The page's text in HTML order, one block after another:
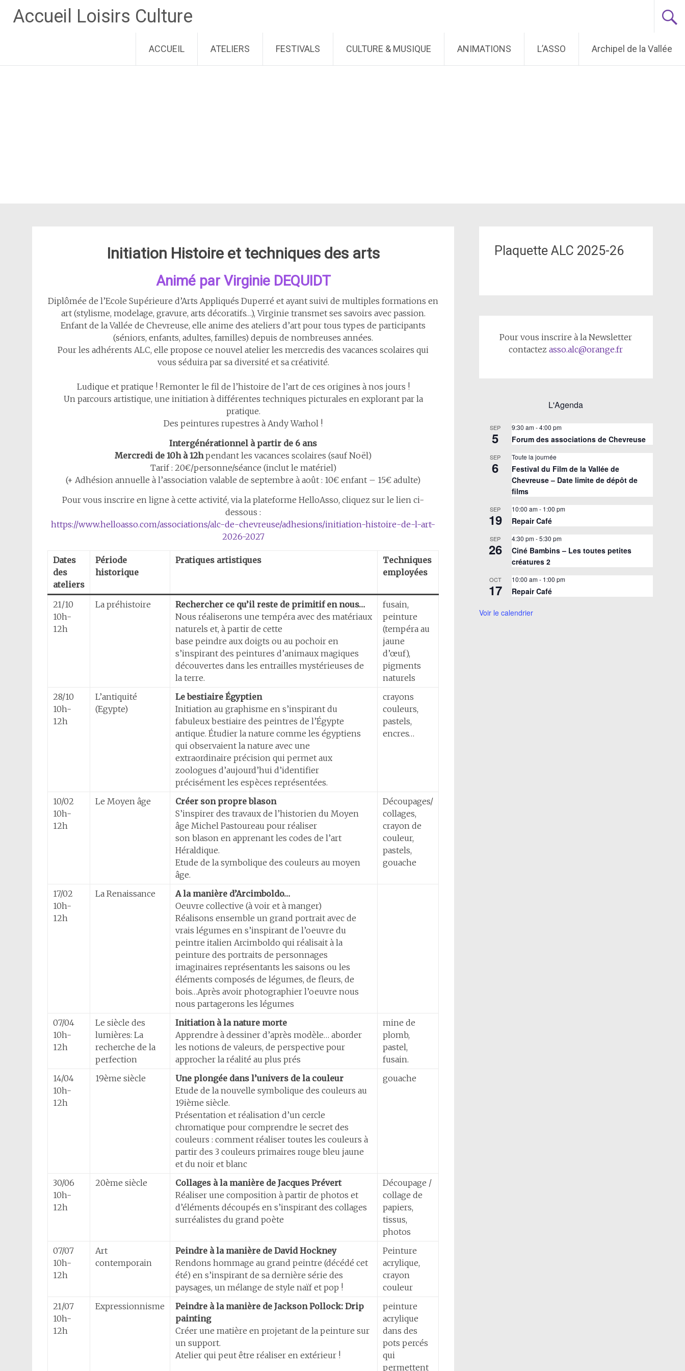
Accueil Loisirs Culture
ACCUEIL ATELIERS FESTIVALS CULTURE & MUSIQUE ANIMATIONS L’ASSO Archipel de la Vallée
Initiation Histoire et techniques des arts
Animé par Virginie DEQUIDT
Diplômée de l’Ecole Supérieure d’Arts Appliqués Duperré et ayant suivi de multiples formations en
art (stylisme, modelage, gravure, arts décoratifs…), Virginie transmet ses savoirs avec passion.
Enfant de la Vallée de Chevreuse, elle anime des ateliers d’art pour tous types de participants
(séniors, enfants, adultes, familles) depuis de nombreuses années.
Pour les adhérents ALC, elle propose ce nouvel atelier les mercredis des vacances scolaires qui
vous séduira par sa diversité et sa créativité.
Ludique et pratique ! Remonter le fil de l’histoire de l’art de ces origines à nos jours !
Un parcours artistique, une initiation à différentes techniques picturales en explorant par la
pratique.
Des peintures rupestres à Andy Warhol !
Intergénérationnel à partir de 6 ans
Mercredi de 10h à 12hpendant les vacances scolaires (sauf Noël)
Tarif : 20€/personne/séance (inclut le matériel)
(+ Adhésion annuelle à l’association valable de septembre à août : 10€ enfant – 15€ adulte)
Pour vous inscrire en ligne à cette activité, via la plateforme HelloAsso, cliquez sur le lien ci-
dessous :
https://www.helloasso.com/associations/alc-de-chevreuse/adhesions/initiation-histoire-de-l-art-
2026-2027
Dates
des
ateliers
Période
historique
Pratiques artistiques
Techniques
employées
21/10
10h-
12h
La préhistoire
Rechercher ce qu’il reste de primitif en nous…
Nous réaliserons une tempéra avec des matériaux
naturels et, à partir de cette
base peindre aux doigts ou au pochoir en
s’inspirant des peintures d’animaux magiques
découvertes dans les entrailles mystérieuses de
la terre.
fusain,
peinture
(tempéra au
jaune
d’œuf),
pigments
naturels
28/10
10h-
12h
L’antiquité
(Egypte)
Le bestiaire Égyptien
Initiation au graphisme en s’inspirant du
fabuleux bestiaire des peintres de l’Égypte
antique. Étudier la nature comme les égyptiens
qui observaient la nature avec une
extraordinaire précision qui permet aux
zoologues d’aujourd’hui d’identifier
précisément les espèces représentées.
crayons
couleurs,
pastels,
encres…
10/02
10h-
12h
Le Moyen âge
Créer son propre blason
S’inspirer des travaux de l’historien du Moyen
âge Michel Pastoureau pour réaliser
son blason en apprenant les codes de l’art
Héraldique.
Etude de la symbolique des couleurs au moyen
âge.
Découpages/
collages,
crayon de
couleur,
pastels,
gouache
17/02
10h-
12h
La Renaissance
A la manière d’Arcimboldo…
Oeuvre collective (à voir et à manger)
Réalisons ensemble un grand portrait avec de
vrais légumes en s’inspirant de l’oeuvre du
peintre italien Arcimboldo qui réalisait à la
peinture des portraits de personnages
imaginaires représentants les saisons ou les
éléments composés de légumes, de fleurs, de
bois…Après avoir photographier l’oeuvre nous
nous partagerons les légumes
07/04
10h-
12h
Le siècle des
lumières: La
recherche de la
perfection
Initiation à la nature morte
Apprendre à dessiner d’après modèle… aborder
les notions de valeurs, de perspective pour
approcher la réalité au plus prés
mine de
plomb,
pastel,
fusain.
14/04
10h-
12h
19ème siècle
Une plongée dans l’univers de la couleur
Etude de la nouvelle symbolique des couleurs au
19ième siècle.
Présentation et réalisation d’un cercle
chromatique pour comprendre le secret des
couleurs : comment réaliser toutes les couleurs à
partir des 3 couleurs primaires rouge bleu jaune
et du noir et blanc
gouache
30/06
10h-
12h
20ème siècle
Collages à la manière de Jacques Prévert
Réaliser une composition à partir de photos et
d’éléments découpés en s’inspirant des collages
surréalistes du grand poète
Découpage /
collage de
papiers,
tissus,
photos
07/07
10h-
12h
Art
contemporain
Peindre à la manière de David Hockney
Rendons hommage au grand peintre (décédé cet
été) en s’inspirant de sa dernière série des
paysages, un mélange de style naïf et pop !
Peinture
acrylique,
crayon
couleur
21/07
10h-
12h
Expressionnisme
Peindre à la manière de Jackson Pollock: Drip
painting
Créer une matière en projetant de la peinture sur
un support.
Atelier qui peut être réaliser en extérieur !
peinture
acrylique
dans des
pots percés
qui
permettent
Plaquette ALC 2025-26
Pour vous inscrire à la Newsletter
contactezasso.alc@orange.fr
L'Agenda
SEP
5
9:30 am-4:00 pm
Forum des associations de Chevreuse
SEP
6
Toute la journée
Festival du Film de la Vallée de
Chevreuse – Date limite de dépôt de
films
SEP
19
10:00 am- 1:00 pm
Repair Café
SEP
26
4:30 pm-5:30 pm
Ciné Bambins – Les toutes petites
créatures 2
OCT
17
10:00 am- 1:00 pm
Repair Café
Voir le calendrier